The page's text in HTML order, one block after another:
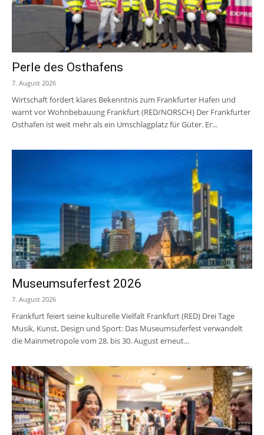
Perle des Osthafens
7. August 2026
Wirtschaft fordert klares Bekenntnis zum Frankfurter Hafen und
warnt vor Wohnbebauung Frankfurt (RED/NORSCH) Der Frankfurter
Osthafen ist weit mehr als ein Umschlagplatz für Güter. Er...
Museumsuferfest 2026
7. August 2026
Frankfurt feiert seine kulturelle Vielfalt Frankfurt (RED) Drei Tage
Musik, Kunst, Design und Sport: Das Museumsuferfest verwandelt
die Mainmetropole vom 28. bis 30. August erneut...